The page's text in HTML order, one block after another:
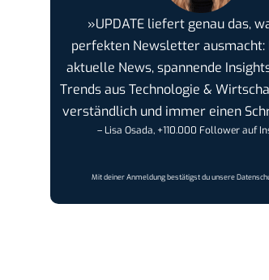
»UPDATE liefert genau das,
perfekten Newsletter ausmacht:
aktuelle News, spannende
Trends aus Technologie &
verständlich und immer einen
– Lisa Osada, +110.000 Follower auf
Mit deiner Anmeldung bestätigst du unsere